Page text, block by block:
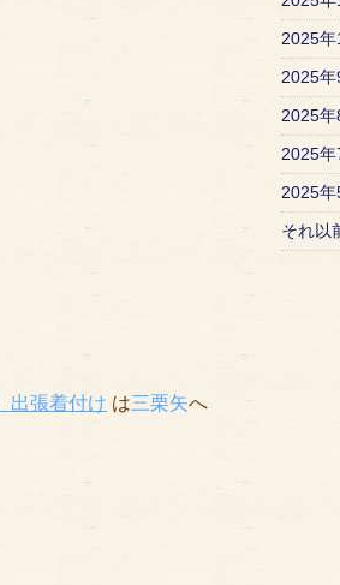
、出張着付け は三栗矢へ
2025
2025
2025
2025
2025
それ以